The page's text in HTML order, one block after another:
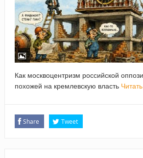
Как москвоцентризм российской
похожей на кремлевскую власть
Share Tweet